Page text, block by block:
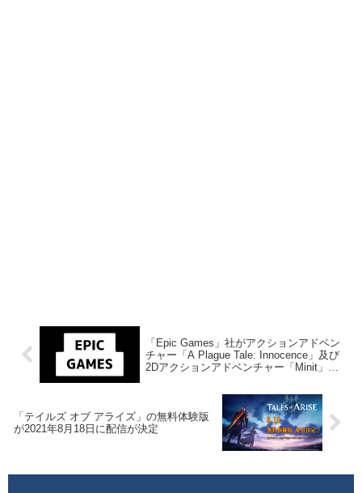
「Epic Games」社がアクションアドベン
チャー「A Plague Tale: Innocence」及び
2Dアクションアドベンチャー「Minit」を
「テイルズ オブ アライズ」の無料体験版
が2021年8月18日に配信が決定